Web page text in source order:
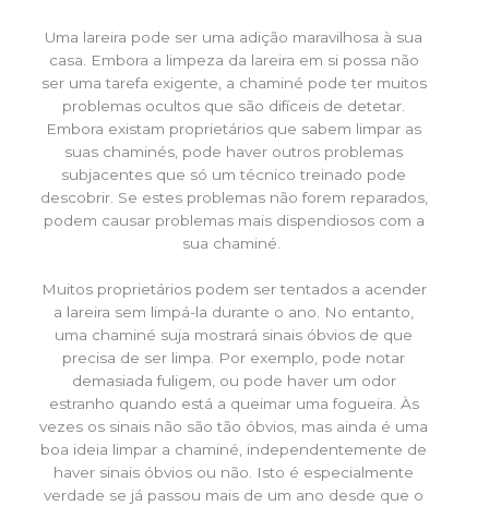
Uma lareira pode ser uma adição maravilhosa à sua
casa. Embora a limpeza da lareira em si possa não
ser uma tarefa exigente, a chaminé pode ter muitos
problemas ocultos que são difíceis de detetar.
Embora existam proprietários que sabem limpar as
suas chaminés, pode haver outros problemas
subjacentes que só um técnico treinado pode
descobrir. Se estes problemas não forem reparados,
podem causar problemas mais dispendiosos com a
sua chaminé.
Muitos proprietários podem ser tentados a acender
a lareira sem limpá-la durante o ano. No entanto,
uma chaminé suja mostrará sinais óbvios de que
precisa de ser limpa. Por exemplo, pode notar
demasiada fuligem, ou pode haver um odor
estranho quando está a queimar uma fogueira. Às
vezes os sinais não são tão óbvios, mas ainda é uma
boa ideia limpar a chaminé, independentemente de
haver sinais óbvios ou não. Isto é especialmente
verdade se já passou mais de um ano desde que o